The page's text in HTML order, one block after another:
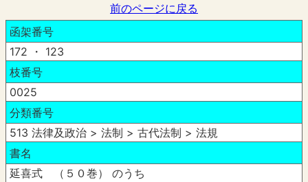
前のページに戻る
函架番号
172 ・ 123
枝番号
0025
分類番号
513 法律及政治 > 法制 > 古代法制 > 法規
書名
延喜式 （５０巻） のうち